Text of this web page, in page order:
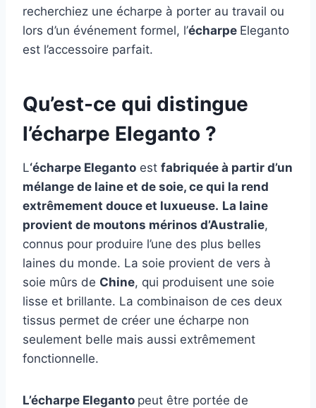
recherchiez une écharpe à porter au travail ou
lors d’un événement formel, l’écharpe Eleganto
est l’accessoire parfait.
Qu’est-ce qui distingue
l’écharpe Eleganto ?
L‘écharpe Eleganto est fabriquée à partir d’un
mélange de laine et de soie, ce qui la rend
extrêmement douce et luxueuse. La laine
provient de moutons mérinos d’Australie,
connus pour produire l’une des plus belles
laines du monde. La soie provient de vers à
soie mûrs de Chine, qui produisent une soie
lisse et brillante. La combinaison de ces deux
tissus permet de créer une écharpe non
seulement belle mais aussi extrêmement
fonctionnelle.
L’écharpe Eleganto peut être portée de